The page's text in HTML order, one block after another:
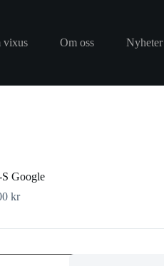
vixus Om oss Nyheter
Google
kr